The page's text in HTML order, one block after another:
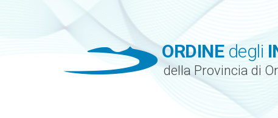
ORDINEdegli
della Provincia di